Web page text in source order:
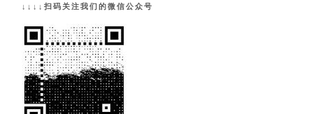
↓↓↓↓扫码关注我们的微信公众号